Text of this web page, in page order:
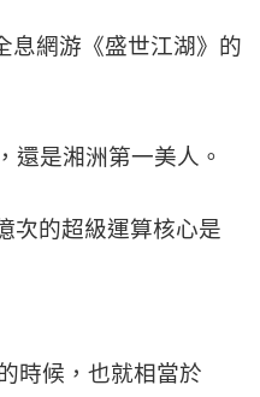
息網游《盛世江湖》的
還是湘洲第一美人。
的超級運算核心是
候，也就相當於